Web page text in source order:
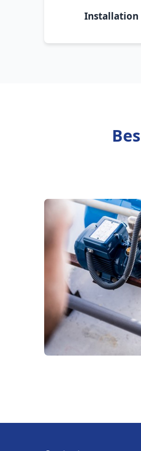
Installation